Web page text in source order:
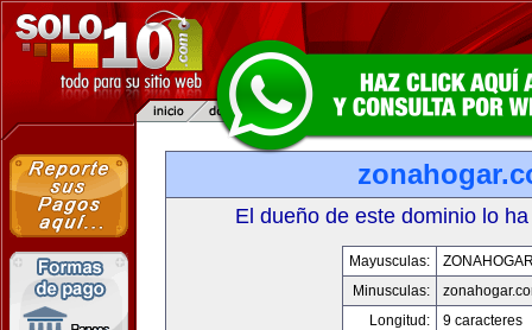
El dueño de este dominio lo
Mayusculas:
Minusculas:
Longitud:
9 caracteres